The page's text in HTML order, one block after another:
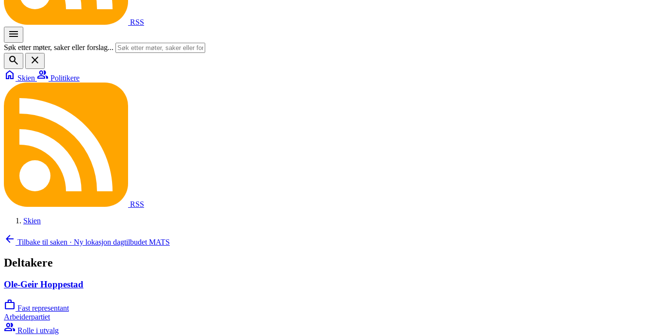
RSS
menu
Søk etter møter, saker eller forslag...
search
close
home Skien group Politikere
RSS
Skien
arrow_back Tilbake til saken · Ny lokasjon dagtilbudet MATS
Deltakere
Ole-Geir Hoppestad
work Fast representant
Arbeiderpartiet
group Rolle i utvalg